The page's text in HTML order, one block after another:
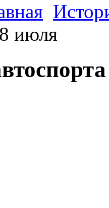
июля